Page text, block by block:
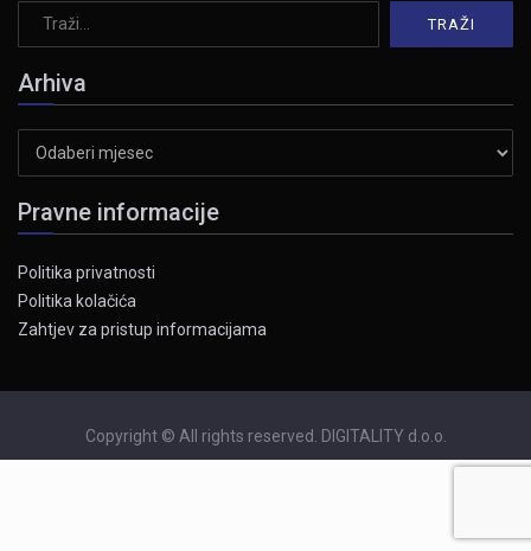
Arhiva
Pravne informacije
Politika privatnosti
Politika kolačića
Zahtjev za pristup informacijama
Copyright © All rights reserved. DIGITALITY d.o.o.